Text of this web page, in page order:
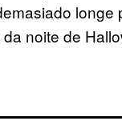
noite de